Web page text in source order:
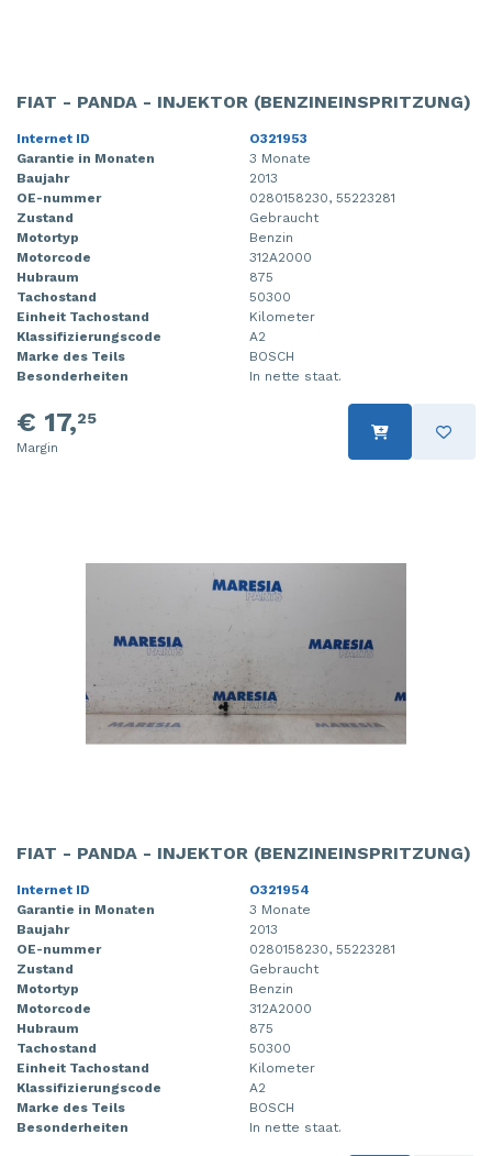
FIAT - PANDA - INJEKTOR (BENZINEINSPRITZUNG)
Internet ID
O321953
Garantie in Monaten
3 Monate
Baujahr
2013
OE-nummer
0280158230, 55223281
Zustand
Gebraucht
Motortyp
Benzin
Motorcode
312A2000
Hubraum
875
Tachostand
50300
Einheit Tachostand
Kilometer
Klassifizierungscode
A2
Marke des Teils
BOSCH
Besonderheiten
In nette staat.
€ 17,25
Margin
FIAT - PANDA - INJEKTOR (BENZINEINSPRITZUNG)
Internet ID
O321954
Garantie in Monaten
3 Monate
Baujahr
2013
OE-nummer
0280158230, 55223281
Zustand
Gebraucht
Motortyp
Benzin
Motorcode
312A2000
Hubraum
875
Tachostand
50300
Einheit Tachostand
Kilometer
Klassifizierungscode
A2
Marke des Teils
BOSCH
Besonderheiten
In nette staat.